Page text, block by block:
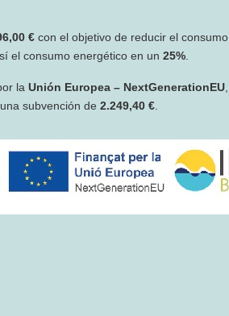
€ con el objetivo de reducir el consumo
el consumo energético en un 25%.
la Unión Europea – NextGenerationEU,
subvención de 2.249,40 €.